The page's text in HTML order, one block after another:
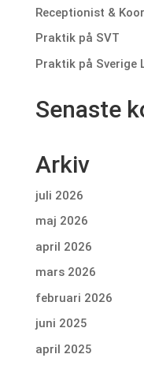
Receptionist &
Praktik på SVT
Praktik på Sverige
Senaste
Arkiv
juli 2026
maj 2026
april 2026
mars 2026
februari 2026
juni 2025
april 2025